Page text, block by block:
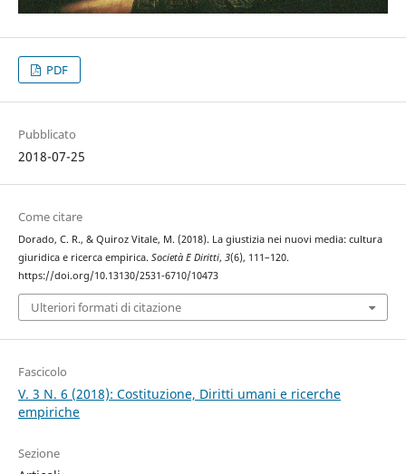
PDF
Pubblicato
2018-07-25
Come citare
Dorado, C. R., & Quiroz Vitale, M. (2018). La giustizia nei nuovi media: cultura
giuridica e ricerca empirica. Società E Diritti, 3(6), 111–120.
https://doi.org/10.13130/2531-6710/10473
Ulteriori formati di citazione
Fascicolo
V. 3 N. 6 (2018): Costituzione, Diritti umani e ricerche
empiriche
Sezione